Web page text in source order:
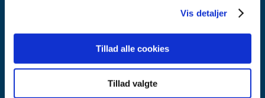
Vis detaljer
Tillad alle cookies
Tillad valgte
Sundheds- og Kirkeministeriet.
Kontakt Lægemiddelstyrelsen
44 88 95 95 (kl. 9 - 15)